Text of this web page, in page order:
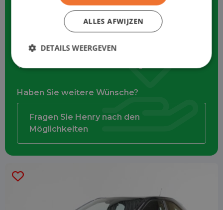
24/7 Ersatztransporte für Pannenhilfe im
In- und Ausland
Zinsen und Abschreibungen
Haben Sie weitere Wünsche?
Fragen Sie Henry nach den
Möglichkeiten
ALLES AFWIJZEN
DETAILS WEERGEVEN